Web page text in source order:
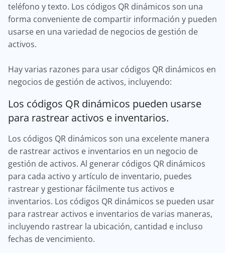
teléfono y texto. Los códigos QR dinámicos son una
forma conveniente de compartir información y pueden
usarse en una variedad de negocios de gestión de
activos.
Hay varias razones para usar códigos QR dinámicos en
negocios de gestión de activos, incluyendo:
Los códigos QR dinámicos pueden usarse
para rastrear activos e inventarios.
Los códigos QR dinámicos son una excelente manera
de rastrear activos e inventarios en un negocio de
gestión de activos. Al generar códigos QR dinámicos
para cada activo y artículo de inventario, puedes
rastrear y gestionar fácilmente tus activos e
inventarios. Los códigos QR dinámicos se pueden usar
para rastrear activos e inventarios de varias maneras,
incluyendo rastrear la ubicación, cantidad e incluso
fechas de vencimiento.